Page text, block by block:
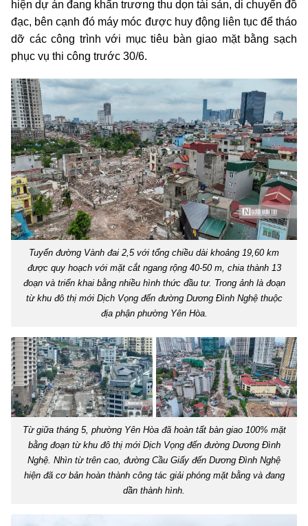
hiện dự án đang khẩn trương thu dọn tài sản, di chuyển đồ
đạc, bên cạnh đó máy móc được huy động liên tục để tháo
dỡ các công trình với mục tiêu bàn giao mặt bằng sạch
phục vụ thi công trước 30/6.
Tuyến đường Vành đai 2,5 với tổng chiều dài khoảng 19,60 km
được quy hoạch với mặt cắt ngang rộng 40-50 m, chia thành 13
đoạn và triển khai bằng nhiều hình thức đầu tư. Trong ảnh là đoạn
từ khu đô thị mới Dịch Vọng đến đường Dương Đình Nghệ thuộc
địa phận phường Yên Hòa.
Từ giữa tháng 5, phường Yên Hòa đã hoàn tất bàn giao 100% mặt
bằng đoạn từ khu đô thị mới Dịch Vọng đến đường Dương Đình
Nghệ. Nhìn từ trên cao, đường Cầu Giấy đến Dương Đình Nghệ
hiện đã cơ bản hoàn thành công tác giải phóng mặt bằng và đang
dần thành hình.